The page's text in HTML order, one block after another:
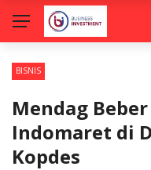
BISNIS
Mendag
Indomaret di
Kopdes